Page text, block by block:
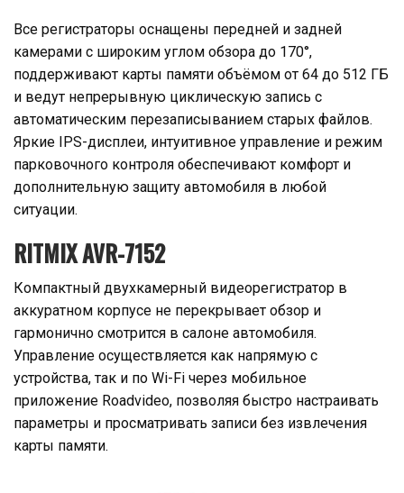
Все регистраторы оснащены передней и задней
камерами с широким углом обзора до 170°,
поддерживают карты памяти объёмом от 64 до 512 ГБ
и ведут непрерывную циклическую запись с
автоматическим перезаписыванием старых файлов.
Яркие IPS-дисплеи, интуитивное управление и режим
парковочного контроля обеспечивают комфорт и
дополнительную защиту автомобиля в любой
ситуации.
RITMIX AVR-7152
Компактный двухкамерный видеорегистратор в
аккуратном корпусе не перекрывает обзор и
гармонично смотрится в салоне автомобиля.
Управление осуществляется как напрямую с
устройства, так и по Wi-Fi через мобильное
приложение Roadvideo, позволяя быстро настраивать
параметры и просматривать записи без извлечения
карты памяти.